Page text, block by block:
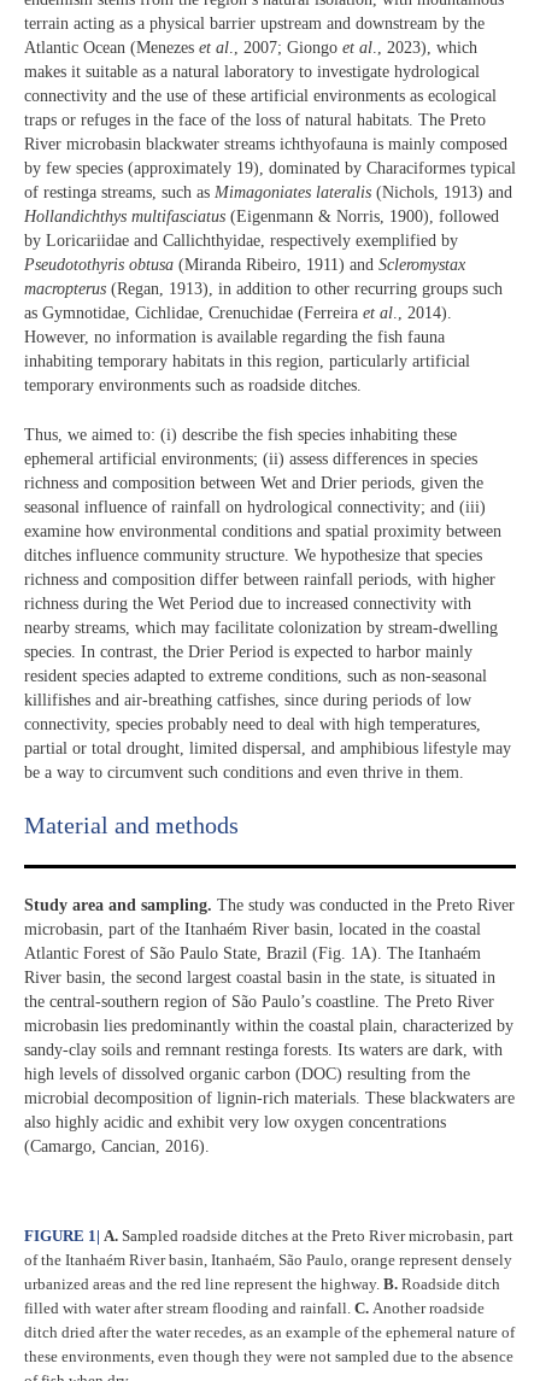
terrain acting as a physical barrier upstream and downstream by the
Atlantic Ocean (Menezes et al., 2007; Giongo et al., 2023), which
makes it suitable as a natural laboratory to investigate hydrological
connectivity and the use of these artificial environments as ecological
traps or refuges in the face of the loss of natural habitats. The Preto
River microbasin blackwater streams ichthyofauna is mainly composed
by few species (approximately 19), dominated by Characiformes typical
of restinga streams, such as Mimagoniates lateralis (Nichols, 1913) and
Hollandichthys multifasciatus (Eigenmann & Norris, 1900), followed
by Loricariidae and Callichthyidae, respectively exemplified by
Pseudotothyris obtusa (Miranda Ribeiro, 1911) and Scleromystax
macropterus (Regan, 1913), in addition to other recurring groups such
as Gymnotidae, Cichlidae, Crenuchidae (Ferreira et al., 2014).
However, no information is available regarding the fish fauna
inhabiting temporary habitats in this region, particularly artificial
temporary environments such as roadside ditches.
Thus, we aimed to: (i) describe the fish species inhabiting these
ephemeral artificial environments; (ii) assess differences in species
richness and composition between Wet and Drier periods, given the
seasonal influence of rainfall on hydrological connectivity; and (iii)
examine how environmental conditions and spatial proximity between
ditches influence community structure. We hypothesize that species
richness and composition differ between rainfall periods, with higher
richness during the Wet Period due to increased connectivity with
nearby streams, which may facilitate colonization by stream-dwelling
species. In contrast, the Drier Period is expected to harbor mainly
resident species adapted to extreme conditions, such as non-seasonal
killifishes and air-breathing catfishes, since during periods of low
connectivity, species probably need to deal with high temperatures,
partial or total drought, limited dispersal, and amphibious lifestyle may
be a way to circumvent such conditions and even thrive in them.
Material and methods
Study area and sampling. The study was conducted in the Preto River
microbasin, part of the Itanhaém River basin, located in the coastal
Atlantic Forest of São Paulo State, Brazil (Fig. 1A). The Itanhaém
River basin, the second largest coastal basin in the state, is situated in
the central-southern region of São Paulo’s coastline. The Preto River
microbasin lies predominantly within the coastal plain, characterized by
sandy-clay soils and remnant restinga forests. Its waters are dark, with
high levels of dissolved organic carbon (DOC) resulting from the
microbial decomposition of lignin-rich materials. These blackwaters are
also highly acidic and exhibit very low oxygen concentrations
(Camargo, Cancian, 2016).
FIGURE 1 | A. Sampled roadside ditches at the Preto River microbasin, part
of the Itanhaém River basin, Itanhaém, São Paulo, orange represent densely
urbanized areas and the red line represent the highway. B. Roadside ditch
filled with water after stream flooding and rainfall. C. Another roadside
ditch dried after the water recedes, as an example of the ephemeral nature of
these environments, even though they were not sampled due to the absence